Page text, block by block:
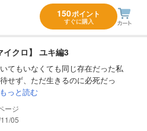
150ポイント
すぐに購入
イクロ】 ユキ編3
てもいなくても同じ存在だった私
せず、ただ生きるのに必死だっ
もっと読む
05